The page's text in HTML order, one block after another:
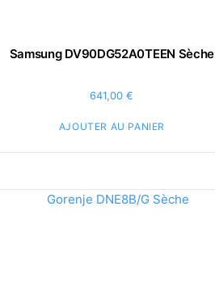
Samsung DV90DG52A0TEEN Sèche
641,00€
AJOUTER AU PANIER